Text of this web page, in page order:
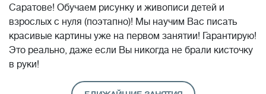
Саратове! Обучаем рисунку и живописи детей и
взрослых с нуля (поэтапно)! Мы научим Вас писать
красивые картины уже на первом занятии! Гарантирую!
Это реально, даже если Вы никогда не брали кисточку
в руки!